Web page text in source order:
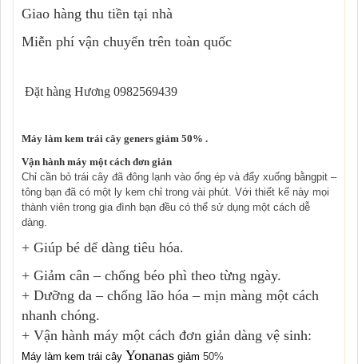
Giao hàng thu tiền tại nhà
Miễn phí vận chuyển trên toàn quốc
Đặt hàng Hương 0982569439
Máy làm kem trái cây geners giảm 50% .
Vận hành máy một cách đơn giản
Chỉ cần bỏ trái cây đã đông lạnh vào ống ép và đẩy xuống bằngpit –
tông bạn đã có một ly kem chỉ trong vài phút. Với thiết kế này mọi
thành viên trong gia đình bạn đều có thể sử dụng một cách dễ
dàng.
+ Giúp bé dể dàng tiêu hóa.
+ Giảm cân – chống béo phì theo từng ngày.
+ Dưỡng da – chống lão hóa – mịn màng một cách
nhanh chóng.
+ Vận hành máy một cách đơn giản dàng vệ sinh:
Máy làm kem trái cây Yonanas giảm 50%